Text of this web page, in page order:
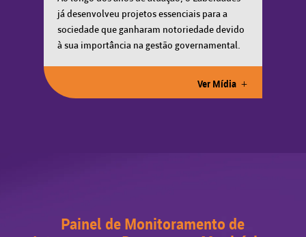
já desenvolveu projetos essenciais para a
sociedade que ganharam notoriedade devido
à sua importância na gestão governamental.
Ver Mídia
Painel de Monitoramento de